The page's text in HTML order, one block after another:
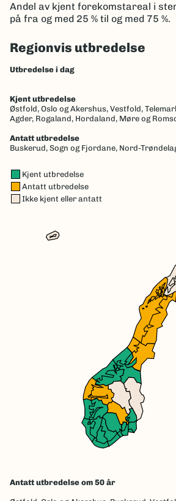
Andel av kjent forekomstareal i
på fra og med 25 % til og med 75 %.
Regionvis utbredelse
Utbredelse i dag
Kjent utbredelse
Østfold, Oslo og Akershus, Vestfold,
Agder, Rogaland, Hordaland, Møre og
Antatt utbredelse
Buskerud, Sogn og Fjordane, Nord-
Kjent utbredelse
Antatt utbredelse
Ikke kjent eller antatt
Antatt utbredelse om 50 år